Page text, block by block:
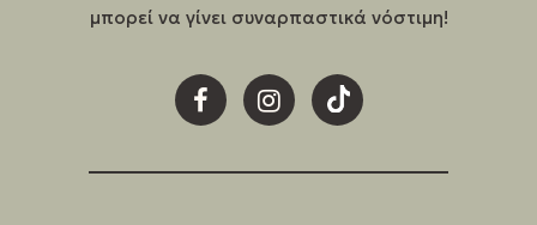
μπορεί να γίνει συναρπαστικά νόστιμη!